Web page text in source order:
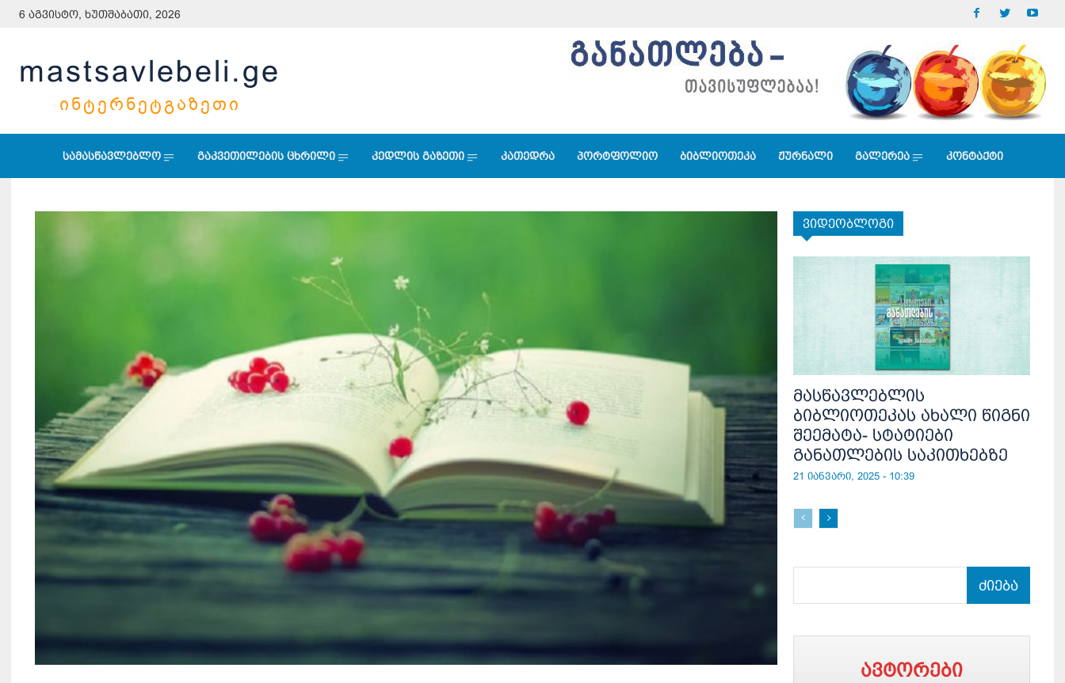
6 აგვისტო, ხუთშაბათი, 2026
mastsavlebeli.ge
ᲘᲜᲢᲔᲠᲜᲔᲢᲒᲐᲖᲔᲗᲘ
სამასწავლებლო გაკვეთილების ცხრილი კედლის გაზეთი კათედრა პორტფოლიო ბიბლიოთეკა ჟურნალი გალერეა კონტაქტი
ვიდეობლოგი
მასწავლებლის
ბიბლიოთეკას ახალი წიგნი
შეემატა- სტატიები
განათლების საკითხებზე
21 იანვარი, 2025 - 10:39
ძიება
ავტორები